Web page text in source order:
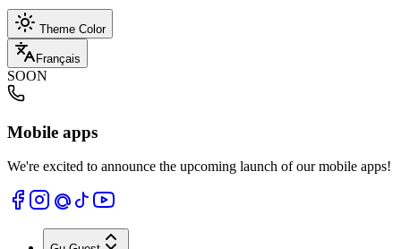
Theme Color
Français
SOON
Mobile apps
We're excited to announce the upcoming launch of our mobile apps!